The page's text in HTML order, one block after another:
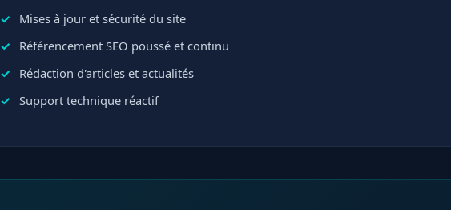
Mises à jour et sécurité du site
Référencement SEO poussé et continu
Rédaction d'articles et actualités
Support technique réactif